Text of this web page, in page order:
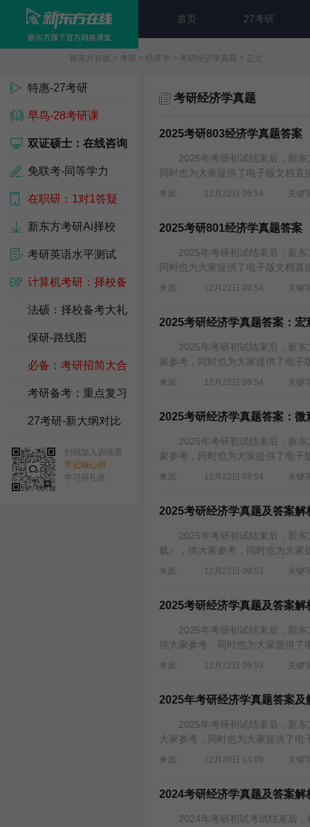
首页 27考研
新东方在线 > 考研 > 经济学 > 考研经济学真题 > 正文
特惠-27考研
早鸟-28考研课
双证硕士：在线咨询
免联考-同等学力
在职研：1对1答疑
新东方考研Ai择校
考研英语水平测试
计算机考研：择校备
考包
法硕：择校备考大礼
包
保研-路线图
必备：考研招简大合
集
考研备考：重点复习
资料
27考研-新大纲对比
扫码加入训练营
牢记核心词
学习得礼盒
考研经济学真题
2025考研803经济学真题答案
2025年考研初试结束后，新东
同时也为大家提供了电子版文档
来源 : 12月22日 09:54 关键
2025考研801经济学真题答案
2025年考研初试结束后，新东
同时也为大家提供了电子版文档
来源 : 12月22日 09:54 关键
2025考研经济学真题答案：宏
2025年考研初试结束后，新东
家参考，同时也为大家提供了电
来源 : 12月22日 09:54 关键
2025考研经济学真题答案：微
2025年考研初试结束后，新东
家参考，同时也为大家提供了电
来源 : 12月22日 09:54 关键
2025考研经济学真题及答案解
2025年考研初试结束后，新东
载），供大家参考，同时也为大
来源 : 12月22日 09:53 关键
2025考研经济学真题及答案解
2025年考研初试结束后，新东
供大家参考，同时也为大家提供
来源 : 12月22日 09:53 关键
2025年考研经济学真题答案及
2025年考研初试结束后，新东
大家参考，同时也为大家提供了
来源 : 12月20日 14:09 关键
2024考研经济学真题及答案解
2024年考研初试考试结束后，